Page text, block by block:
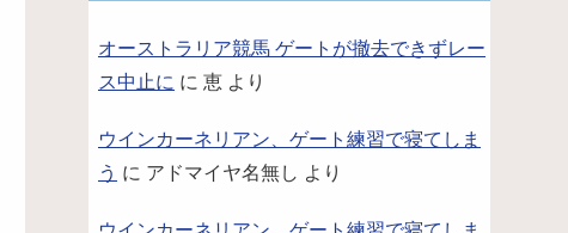
オーストラリア競馬 ゲートが撤去できずレー
ス中止に に 恵 より
ウインカーネリアン、ゲート練習で寝てしま
う に アドマイヤ名無し より